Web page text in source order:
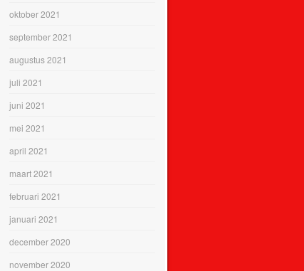
oktober 2021
september 2021
augustus 2021
juli 2021
juni 2021
mei 2021
april 2021
maart 2021
februari 2021
januari 2021
december 2020
november 2020